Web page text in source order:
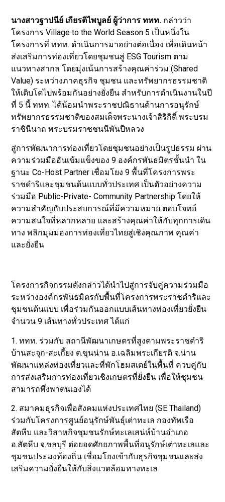
นางสาวฐาปนีย์ เกียรติไพบูลย์ ผู้ว่าการ ททท. กล่าวว่า
โครงการ Village to the World Season 5 เป็นหนึ่งใน
โครงการที่ ททท. ดำเนินการมาอย่างต่อเนื่อง เพื่อเดินหน้า
ส่งเสริมการท่องเที่ยวโดยชุมชนสู่ ESG Tourism ตาม
แนวทางสากล โดยมุ่งเน้นการสร้างคุณค่าร่วม (Shared
Value) ระหว่างภาคธุรกิจ ชุมชน และทรัพยากรธรรมชาติ
ให้เติบโตไปพร้อมกันอย่างยั่งยืน สำหรับการดำเนินงานในปี
ที่ 5 นี้ ททท. ได้น้อมนำพระราชปณิธานด้านการอนุรักษ์
ทรัพยากรธรรมชาติของสมเด็จพระนางเจ้าสิริกิติ์ พระบรม
ราชินีนาถ พระบรมราชชนนีพันปีหลวง
สู่การพัฒนาการท่องเที่ยวโดยชุมชนอย่างเป็นรูปธรรม ผ่าน
ความร่วมมืออันเข้มแข็งของ 9 องค์กรพันธมิตรชั้นนำ ใน
ฐานะ Co-Host Partner เชื่อมโยง 9 พื้นที่โครงการพระ
ราชดำริและชุมชนต้นแบบทั่วประเทศ เป็นตัวอย่างความ
ร่วมมือ Public-Private- Community Partnership โดยให้
ความสำคัญกับประสบการณ์ที่มีความหมาย ตอบโจทย์
ความสนใจที่หลากหลาย และสร้างคุณค่าให้กับทุกการเดิน
ทาง พลิกมุมมองการท่องเที่ยวไทยสู่เชิงคุณภาพ คุณค่า
และยั่งยืน
โครงการกิจกรรมดังกล่าวได้นำไปสู่การจับคู่ความร่วมมือ
ระหว่างองค์กรพันธมิตรกับพื้นที่โครงการพระราชดำริและ
ชุมชนต้นแบบ เพื่อร่วมกันออกแบบเส้นทางท่องเที่ยวยั่งยืน
จำนวน 9 เส้นทางทั่วประเทศ ได้แก่
1. ททท. ร่วมกับ สถานีพัฒนาเกษตรที่สูงตามพระราชดำริ
บ้านสะจุก-สะเกี้ยง ต.ขุนน่าน อ.เฉลิมพระเกียรติ จ.น่าน
พัฒนาแหล่งท่องเที่ยวและที่พักโฮมสเตย์ในพื้นที่ ควบคู่กับ
การส่งเสริมการท่องเที่ยวเชิงเกษตรที่ยั่งยืน เพื่อให้ชุมชน
สามารถพึ่งพาตนเองได้
2. สมาคมธุรกิจเพื่อสังคมแห่งประเทศไทย (SE Thailand)
ร่วมกับโครงการศูนย์อนุรักษ์พันธุ์เต่าทะเล กองทัพเรือ
สัตหีบ และวิสาหกิจชุมชนรักษ์ทะเลเสน่ห์บ้านอำเภอ
อ.สัตหีบ จ.ชลบุรี ต่อยอดศักยภาพพื้นที่อนุรักษ์เต่าทะเลและ
ชุมชนประมงท้องถิ่น เชื่อมโยงเข้ากับธุรกิจชุมชนและส่ง
เสริมความยั่งยืนให้กับสิ่งแวดล้อมทางทะเล